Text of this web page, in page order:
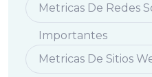
Metricas De Redes
Importantes
Metricas De Sitios